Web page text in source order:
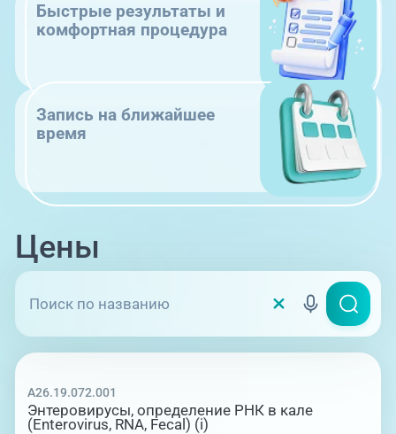
Быстрые результаты и
комфортная процедура
Запись на ближайшее
время
Цены
A26.19.072.001
Энтеровирусы, определение РНК в кале
(Enterovirus, RNA, Fecal) (i)